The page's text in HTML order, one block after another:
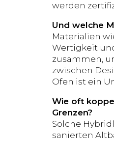
werden
Und welche
Materialien
Wertigkeit
zusammen,
zwischen
Ofen ist ein
Wie oft
Grenzen?
Solche
sanierten